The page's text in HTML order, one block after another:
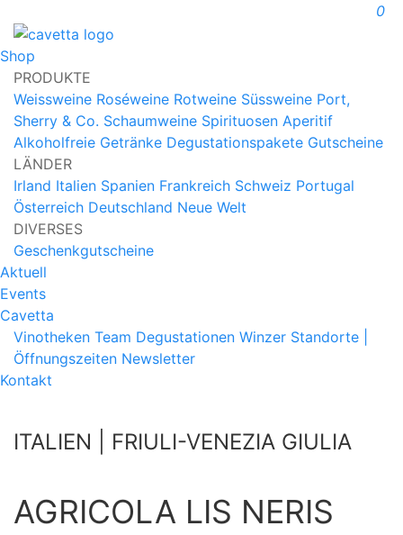
0
Shop
PRODUKTE
Weissweine Roséweine Rotweine Süssweine Port,
Sherry & Co. Schaumweine Spirituosen Aperitif
Alkoholfreie Getränke Degustationspakete Gutscheine
LÄNDER
Irland Italien Spanien Frankreich Schweiz Portugal
Österreich Deutschland Neue Welt
DIVERSES
Geschenkgutscheine
Aktuell
Events
Cavetta
Vinotheken Team Degustationen Winzer Standorte |
Öffnungszeiten Newsletter
Kontakt
ITALIEN | FRIULI-VENEZIA GIULIA
AGRICOLA LIS NERIS